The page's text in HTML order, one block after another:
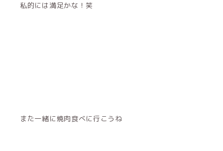
私的には満足かな！笑
また一緒に焼肉食べに行こうね